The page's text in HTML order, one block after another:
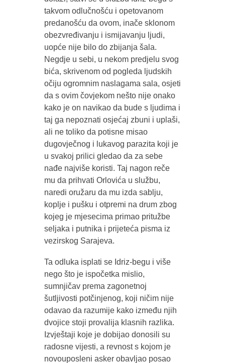
takvom odlučnošću i opetovanom
predanošću da ovom, inače sklonom
obezvređivanju i ismijavanju ljudi,
uopće nije bilo do zbijanja šala.
Negdje u sebi, u nekom predjelu svog
bića, skrivenom od pogleda ljudskih
očiju ogromnim naslagama sala, osjeti
da s ovim čovjekom nešto nije onako
kako je on navikao da bude s ljudima i
taj ga nepoznati osjećaj zbuni i uplaši,
ali ne toliko da potisne misao
dugovječnog i lukavog parazita koji je
u svakoj prilici gledao da za sebe
nađe najviše koristi. Taj nagon reče
mu da prihvati Orlovića u službu,
naredi oružaru da mu izda sablju,
koplje i pušku i otpremi na drum zbog
kojeg je mjesecima primao pritužbe
seljaka i putnika i prijeteća pisma iz
vezirskog Sarajeva.
Ta odluka isplati se Idriz-begu i više
nego što je ispočetka mislio,
sumnjičav prema zagonetnoj
šutljivosti potčinjenog, koji ničim nije
odavao da razumije kako između njih
dvojice stoji provalija klasnih razlika.
Izvještaji koje je dobijao donosili su
radosne vijesti, a revnost s kojom je
novouposleni asker obavljao posao